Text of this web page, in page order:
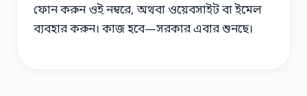
ফোন করুন ওই নম্বরে, অথবা ওয়েবসাইট বা ইমেল
ব্যবহার করুন। কাজ হবে—সরকার এবার শুনছে।